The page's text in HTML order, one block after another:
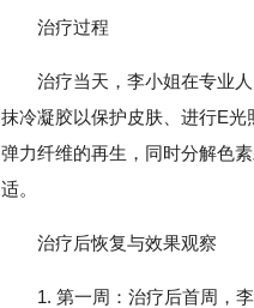
治疗过程
治疗当天，李小姐在专业
抹冷凝胶以保护皮肤、进行E光
弹力纤维的再生，同时分解色
适。
治疗后恢复与效果观察
1. 第一周：治疗后首周，